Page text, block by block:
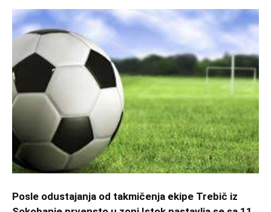
Posle odustajanja od takmičenja ekipe Trebič iz